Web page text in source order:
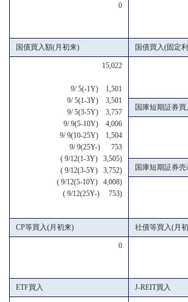
0
国債買入額(月初来) 国債買入(固定
15,022
9/ 5(-1Y) 1,501
9/ 5(1-3Y) 3,501
9/ 5(3-5Y) 3,757
9/ 9(5-10Y) 4,006
9/ 9(10-25Y) 1,504
9/ 9(25Y-) 753
( 9/12(1-3Y) 3,505)
( 9/12(3-5Y) 3,752)
( 9/12(5-10Y) 4,008)
( 9/12(25Y-) 753)
国庫短期証券
国庫短期証券
CP等買入(月初来) 社債等買入(月
0
ETF買入 J-REIT買入